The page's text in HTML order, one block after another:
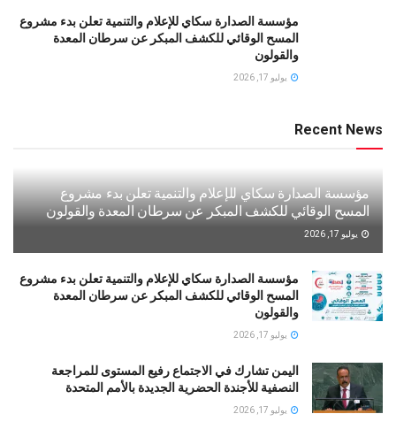
مؤسسة الصدارة سكاي للإعلام والتنمية تعلن بدء مشروع
المسح الوقائي للكشف المبكر عن سرطان المعدة
والقولون
يوليو 17, 2026
Recent News
مؤسسة الصدارة سكاي للإعلام والتنمية تعلن بدء مشروع
المسح الوقائي للكشف المبكر عن سرطان المعدة والقولون
يوليو 17, 2026
مؤسسة الصدارة سكاي للإعلام والتنمية تعلن بدء مشروع
المسح الوقائي للكشف المبكر عن سرطان المعدة
والقولون
يوليو 17, 2026
اليمن تشارك في الاجتماع رفيع المستوى للمراجعة
النصفية للأجندة الحضرية الجديدة بالأمم المتحدة
يوليو 17, 2026